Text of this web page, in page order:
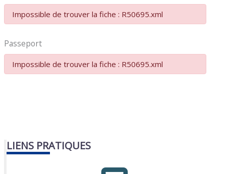
Impossible de trouver la fiche : R50695.xml
Passeport
Impossible de trouver la fiche : R50695.xml
LIENS PRATIQUES